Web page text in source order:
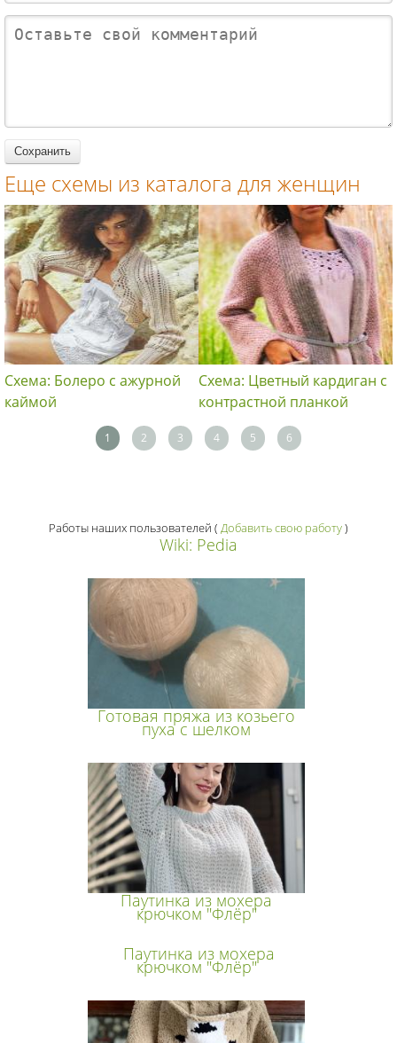
женщин
митенки с
косами
кисточками
и цветные
рисунком в
комплекте с
сумочкой,сн
спицами для
Еще схемы из каталога для женщин
Схема: Болеро с ажурной
каймой
Схема: Цветный кардиган с
контрастной планкой
1 2 3 4 5 6
Работы наших пользователей ( Добавить свою работу)
Wiki: Pedia
Готовая пряжа из козьего
пуха с шелком
Паутинка из мохера
крючком "Флёр"
Паутинка из мохера
крючком "Флёр"